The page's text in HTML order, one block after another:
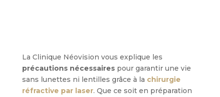
La Clinique Néovision vous explique les
précautions nécessairespour garantir une vie
sans lunettes ni lentilles grâce à la chirurgie
réfractive par laser. Que ce soit en préparation